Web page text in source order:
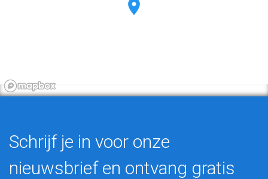
Schrijf je in voor onze
nieuwsbrief en ontvang gratis